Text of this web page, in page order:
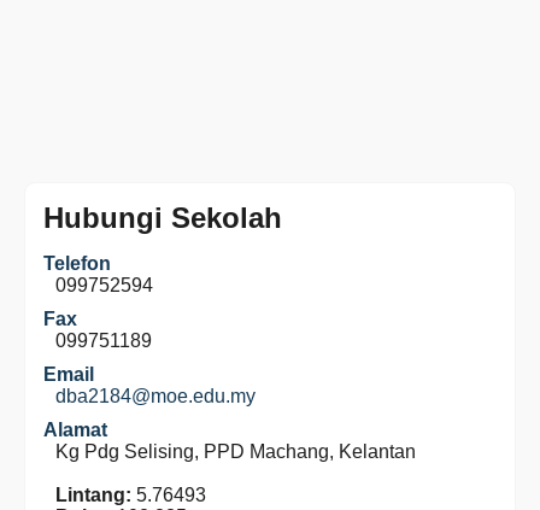
Hubungi Sekolah
Telefon
099752594
Fax
099751189
Email
dba2184@moe.edu.my
Alamat
Kg Pdg Selising, PPD Machang, Kelantan
Lintang: 5.76493